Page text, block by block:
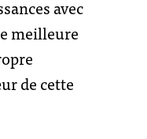
avec
meilleure
de cette